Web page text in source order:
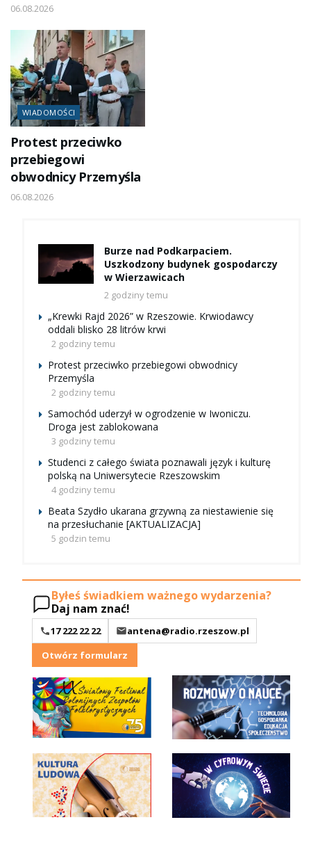
06.08.2026
WIADOMOŚCI
Protest przeciwko
przebiegowi
obwodnicy Przemyśla
06.08.2026
Burze nad Podkarpaciem.
Uszkodzony budynek gospodarczy
w Wierzawicach
2 godziny temu
„Krewki Rajd 2026” w Rzeszowie. Krwiodawcy
oddali blisko 28 litrów krwi
2 godziny temu
Protest przeciwko przebiegowi obwodnicy
Przemyśla
2 godziny temu
Samochód uderzył w ogrodzenie w Iwoniczu.
Droga jest zablokowana
3 godziny temu
Studenci z całego świata poznawali język i kulturę
polską na Uniwersytecie Rzeszowskim
4 godziny temu
Beata Szydło ukarana grzywną za niestawienie się
na przesłuchanie [AKTUALIZACJA]
5 godzin temu
Byłeś świadkiem ważnego wydarzenia?
Daj nam znać!
17 222 22 22
antena@radio.rzeszow.pl
Otwórz formularz